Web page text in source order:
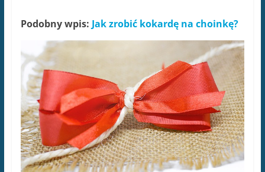
Podobny wpis: Jak zrobić kokardę na choinkę?